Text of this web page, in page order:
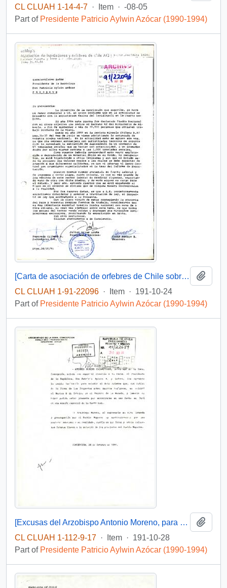
CL CLUAH 1-14-4-7 · Item · -08-05
Part of Presidente Patricio Aylwin Azócar (1990-1994)
[Carta de asociación de orfebres de Chile sobre exportación de lapislazuli]
CL CLUAH 1-91-22096 · Item · 191-10-24
Part of Presidente Patricio Aylwin Azócar (1990-1994)
[Excusas del Arzobispo Antonio Moreno, para asistir al Acto de la firma de los Proyectos sobre Asuntos Indígenas]
CL CLUAH 1-112-9-17 · Item · 191-10-28
Part of Presidente Patricio Aylwin Azócar (1990-1994)